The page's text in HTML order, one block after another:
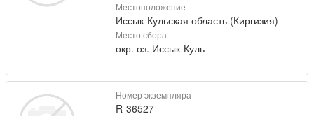
Местоположение
Иссык-Кульская область (Киргизия)
Место сбора
окр. оз. Иссык-Куль
Номер экземпляра
R-36527